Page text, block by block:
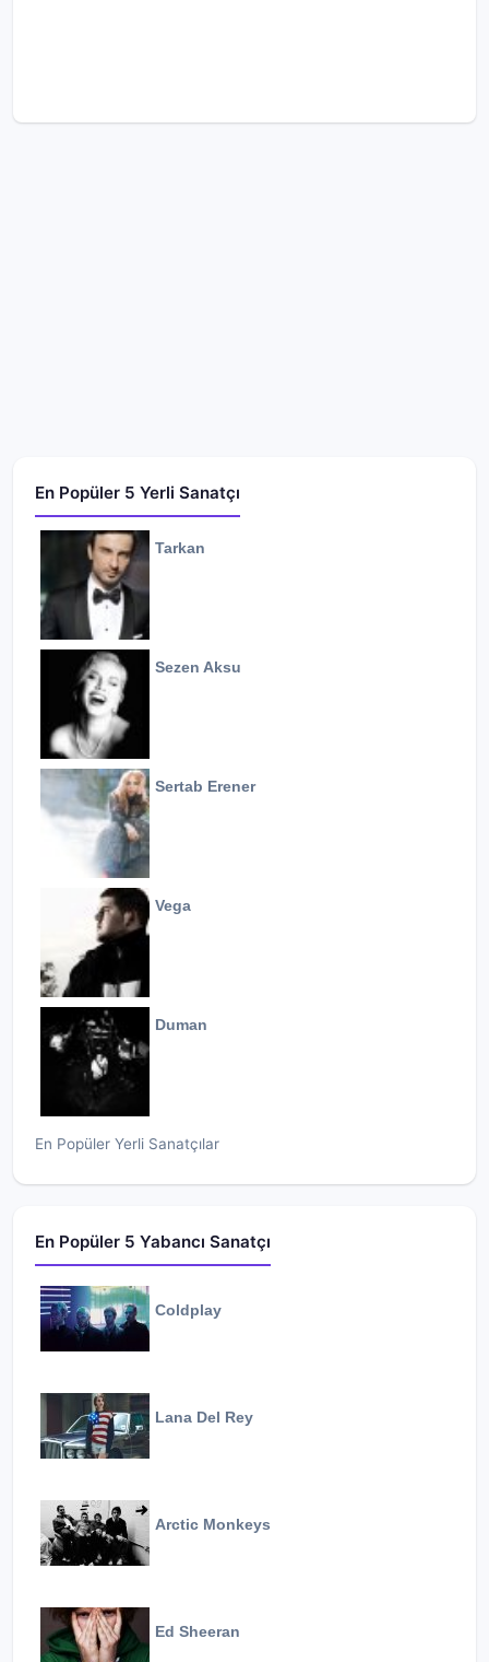
En Popüler 5 Yerli Sanatçı
Tarkan
Sezen Aksu
Sertab Erener
Vega
Duman
En Popüler Yerli Sanatçılar
En Popüler 5 Yabancı Sanatçı
Coldplay
Lana Del Rey
Arctic Monkeys
Ed Sheeran